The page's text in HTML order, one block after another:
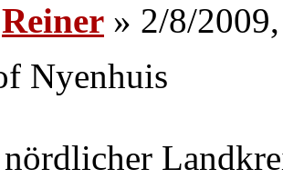
Reiner » 2/8/
Nyenhuis